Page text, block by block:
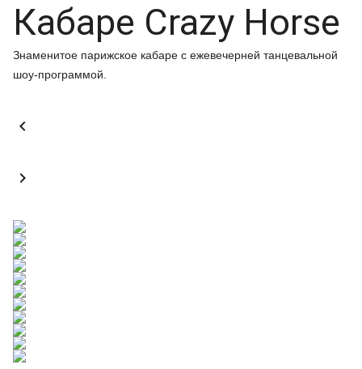
Кабаре Crazy Horse
Знаменитое парижское кабаре с ежевечерней танцевальной
шоу-программой.

